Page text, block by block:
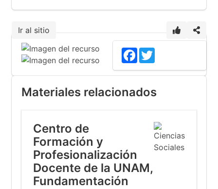
Ir al sitio
Facebook
Materiales relacionados
Centro de
Formación y
Profesionalización
Docente de la UNAM,
Fundamentación